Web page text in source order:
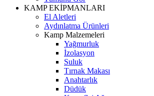
KAMP EKİPMANLARI
El Aletleri
Aydınlatma Ürünleri
Kamp Malzemeleri
Yağmurluk
İzolasyon
Suluk
Tırnak Makası
Anahtarlık
Düdük